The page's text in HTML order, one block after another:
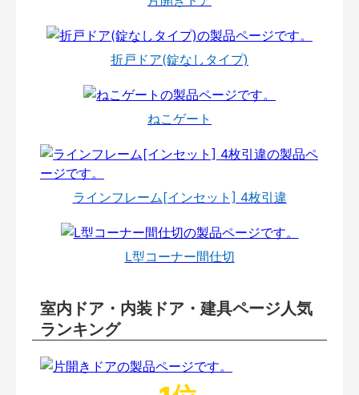
折戸ドア(錠なしタイプ)
ねこゲート
ラインフレーム[インセット] 4枚引違
L型コーナー間仕切
室内ドア・内装ドア・建具ページ人気
ランキング